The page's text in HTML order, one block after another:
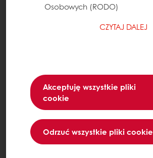
Osobowych (RODO)
CZYTAJ DALEJ
Akceptuję wszystkie pliki
cookie
Odrzuć wszystkie pliki cookie